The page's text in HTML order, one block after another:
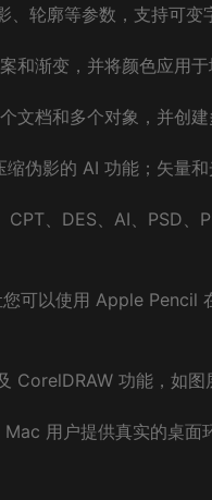
轮廓等参数，支持可变
和渐变，并将颜色应用于
文档和多个对象，并创建
伪影的 AI 功能；矢量和
、DES、AI、PSD、
可以使用 Apple Pencil
CorelDRAW 功能，如图
用户提供真实的桌